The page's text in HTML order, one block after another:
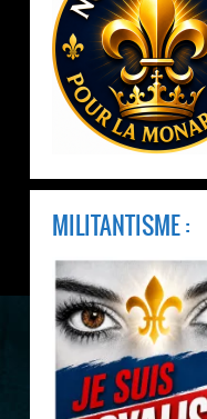
MILITANTISME :